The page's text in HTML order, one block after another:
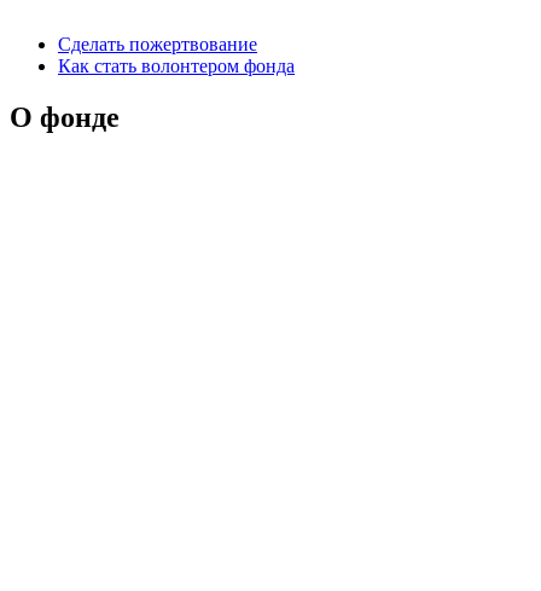
Сделать пожертвование
Как стать волонтером фонда
О фонде